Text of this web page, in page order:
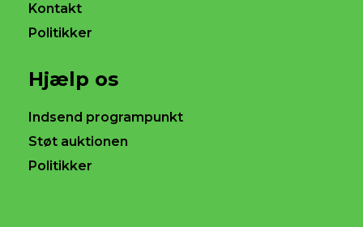
Kontakt
Politikker
Hjælp os
Indsend programpunkt
Støt auktionen
Politikker